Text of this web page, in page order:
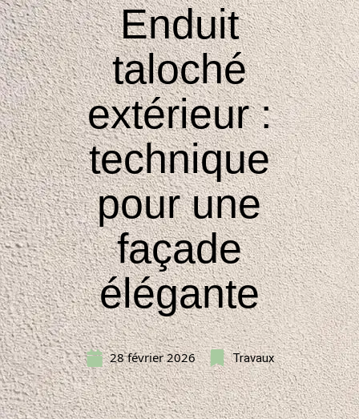
Enduit
taloché
extérieur :
technique
pour une
façade
élégante
28 février 2026 Travaux